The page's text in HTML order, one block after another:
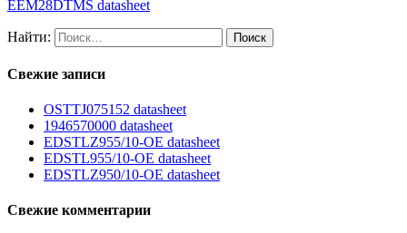
EEM28DTMS datasheet
Найти:
Свежие записи
OSTTJ075152 datasheet
1946570000 datasheet
EDSTLZ955/10-OE datasheet
EDSTL955/10-OE datasheet
EDSTLZ950/10-OE datasheet
Свежие комментарии